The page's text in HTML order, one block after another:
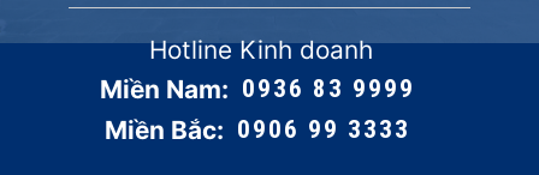
Hotline Kinh doanh
Miền Nam: 0936 83 9999
Miền Bắc: 0906 99 3333